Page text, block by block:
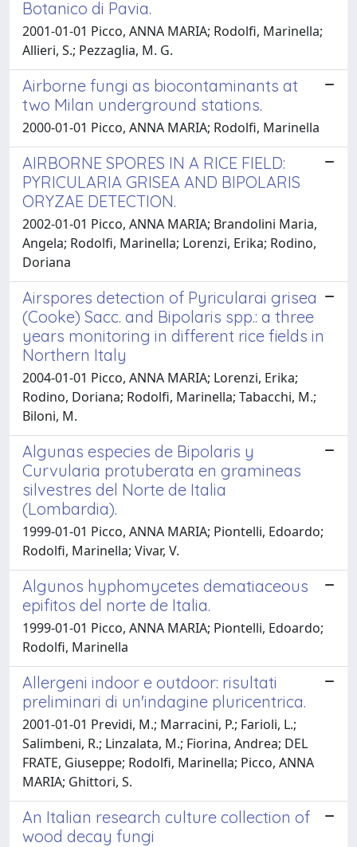
Botanico di Pavia.
2001-01-01 Picco, ANNA MARIA; Rodolfi, Marinella;
Allieri, S.; Pezzaglia, M. G.
Airborne fungi as biocontaminants at
two Milan underground stations.
2000-01-01 Picco, ANNA MARIA; Rodolfi, Marinella
AIRBORNE SPORES IN A RICE FIELD:
PYRICULARIA GRISEA AND BIPOLARIS
ORYZAE DETECTION.
2002-01-01 Picco, ANNA MARIA; Brandolini Maria,
Angela; Rodolfi, Marinella; Lorenzi, Erika; Rodino,
Doriana
Airspores detection of Pyricularai grisea
(Cooke) Sacc. and Bipolaris spp.: a three
years monitoring in different rice fields in
Northern Italy
2004-01-01 Picco, ANNA MARIA; Lorenzi, Erika;
Rodino, Doriana; Rodolfi, Marinella; Tabacchi, M.;
Biloni, M.
Algunas especies de Bipolaris y
Curvularia protuberata en gramineas
silvestres del Norte de Italia
(Lombardia).
1999-01-01 Picco, ANNA MARIA; Piontelli, Edoardo;
Rodolfi, Marinella; Vivar, V.
Algunos hyphomycetes dematiaceous
epifitos del norte de Italia.
1999-01-01 Picco, ANNA MARIA; Piontelli, Edoardo;
Rodolfi, Marinella
Allergeni indoor e outdoor: risultati
preliminari di un'indagine pluricentrica.
2001-01-01 Previdi, M.; Marracini, P.; Farioli, L.;
Salimbeni, R.; Linzalata, M.; Fiorina, Andrea; DEL
FRATE, Giuseppe; Rodolfi, Marinella; Picco, ANNA
MARIA; Ghittori, S.
An Italian research culture collection of
wood decay fungi